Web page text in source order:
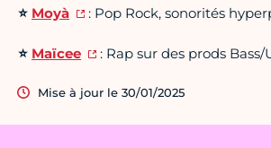
⭐ Moyà : Pop Rock, sonorités
⭐ Maïcee : Rap sur des prods
Mise à jour le 30/01/2025